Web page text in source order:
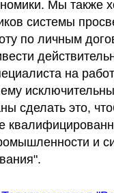
Мы также
системы
по личным
на
сделать это,
и